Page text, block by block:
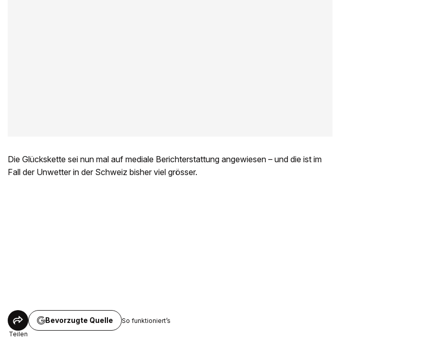
Die Glückskette sei nun mal auf mediale Berichterstattung angewiesen – und die ist im
Fall der Unwetter in der Schweiz bisher viel grösser.
Teilen
Bevorzugte Quelle So funktioniert’s